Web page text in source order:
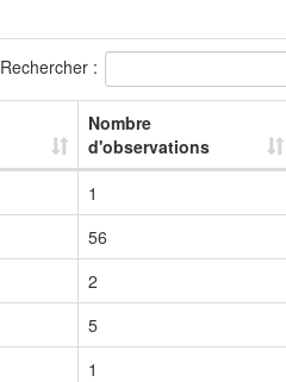
Rechercher :
Nombre
d'observations
1
56
2
5
1